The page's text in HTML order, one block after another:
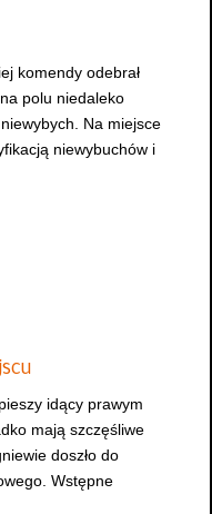
komendy odebrał
polu niedaleko
Na miejsce
niewybuchów i
idący prawym
mają szczęśliwe
doszło do
Wstępne